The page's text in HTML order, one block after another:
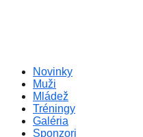
Novinky
Muži
Mládež
Tréningy
Galéria
Sponzori